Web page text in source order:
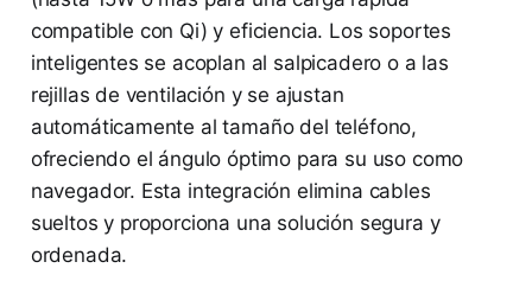
compatible con Qi) y eficiencia. Los soportes
inteligentes se acoplan al salpicadero o a las
rejillas de ventilación y se ajustan
automáticamente al tamaño del teléfono,
ofreciendo el ángulo óptimo para su uso como
navegador. Esta integración elimina cables
sueltos y proporciona una solución segura y
ordenada.